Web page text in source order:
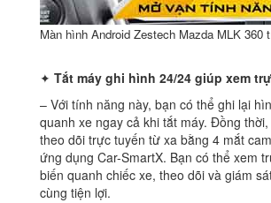
Màn hình Android Zestech Mazda MLK 360
✦ Tắt máy ghi hình 24/24 giúp xem
– Với tính năng này, bạn có thể ghi lại
quanh xe ngay cả khi tắt máy. Đồng
theo dõi trực tuyến từ xa bằng 4 mắt
ứng dụng Car-SmartX. Bạn có thể xem
biến quanh chiếc xe, theo dõi và giám
cùng tiện lợi.